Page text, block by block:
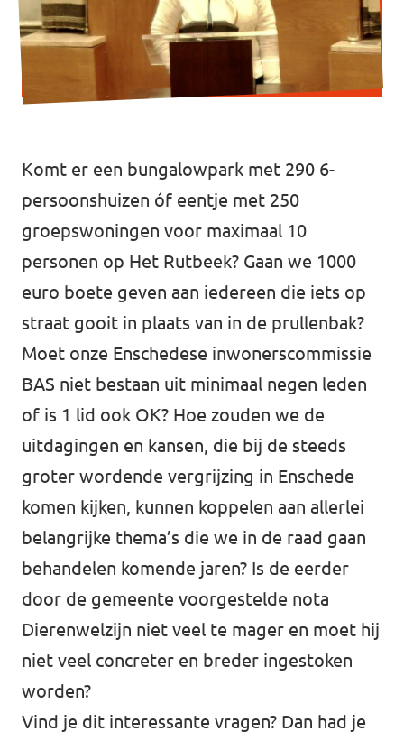
Almelo
Deventer
Enschede
Zwolle
Komt er een bungalowpark met 290 6-
persoonshuizen óf eentje met 250
groepswoningen voor maximaal 10
personen op Het Rutbeek? Gaan we 1000
euro boete geven aan iedereen die iets op
straat gooit in plaats van in de prullenbak?
Moet onze Enschedese inwonerscommissie
BAS niet bestaan uit minimaal negen leden
of is 1 lid ook OK? Hoe zouden we de
uitdagingen en kansen, die bij de steeds
groter wordende vergrijzing in Enschede
komen kijken, kunnen koppelen aan allerlei
belangrijke thema’s die we in de raad gaan
behandelen komende jaren? Is de eerder
door de gemeente voorgestelde nota
Dierenwelzijn niet veel te mager en moet hij
niet veel concreter en breder ingestoken
worden?
Vind je dit interessante vragen? Dan had je